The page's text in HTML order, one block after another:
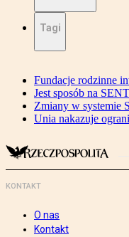
Tagi
Fundacje rodzinne
Jest sposób na
Zmiany w systemie
Unia nakazuje
KONTAKT
O nas
Kontakt